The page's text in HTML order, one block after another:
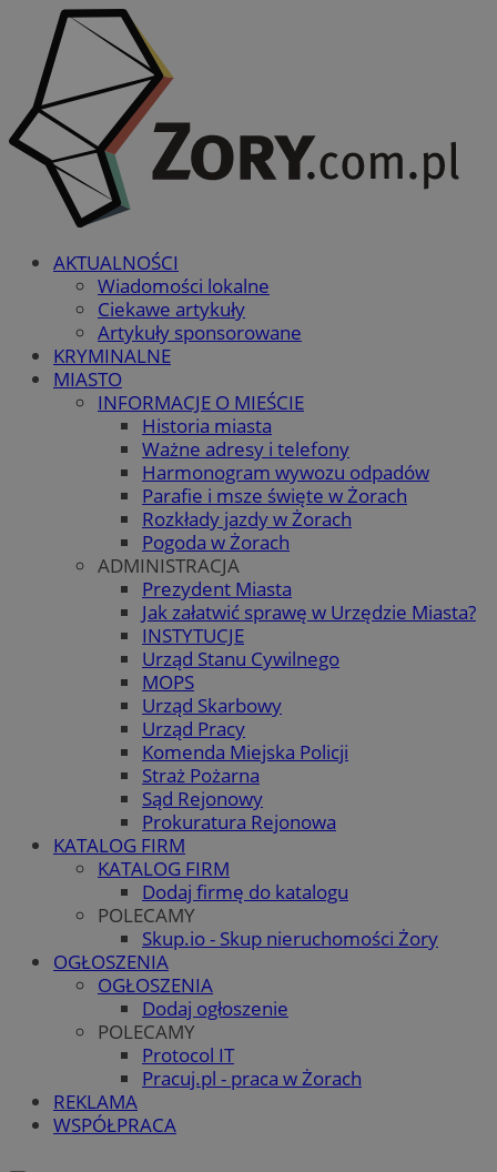
AKTUALNOŚCI
Wiadomości lokalne
Ciekawe artykuły
Artykuły sponsorowane
KRYMINALNE
MIASTO
INFORMACJE O MIEŚCIE
Historia miasta
Ważne adresy i telefony
Harmonogram wywozu odpadów
Parafie i msze święte w Żorach
Rozkłady jazdy w Żorach
Pogoda w Żorach
ADMINISTRACJA
Prezydent Miasta
Jak załatwić sprawę w Urzędzie Miasta?
INSTYTUCJE
Urząd Stanu Cywilnego
MOPS
Urząd Skarbowy
Urząd Pracy
Komenda Miejska Policji
Straż Pożarna
Sąd Rejonowy
Prokuratura Rejonowa
KATALOG FIRM
KATALOG FIRM
Dodaj firmę do katalogu
POLECAMY
Skup.io - Skup nieruchomości Żory
OGŁOSZENIA
OGŁOSZENIA
Dodaj ogłoszenie
POLECAMY
Protocol IT
Pracuj.pl - praca w Żorach
REKLAMA
WSPÓŁPRACA